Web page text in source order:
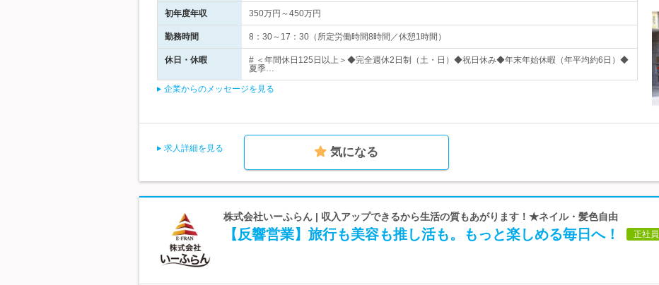
初年度年収 350万円～450万円
勤務時間 8：30～17：30（所定労働時間8時間／休憩1時間）
休日・休暇
# ＜年間休日125日以上＞◆完全週休2日制（土・日）◆祝日休み◆年末年始休暇（年平均約6日）◆
夏季…
企業からのメッセージを見る
求人詳細を見る 気になる
株式会社いーふらん | 収入アップできるから生活の質もあがります！★ネイル・髪色自由
【反響営業】旅行も美容も推し活も。もっと楽しめる毎日へ！ 正社員